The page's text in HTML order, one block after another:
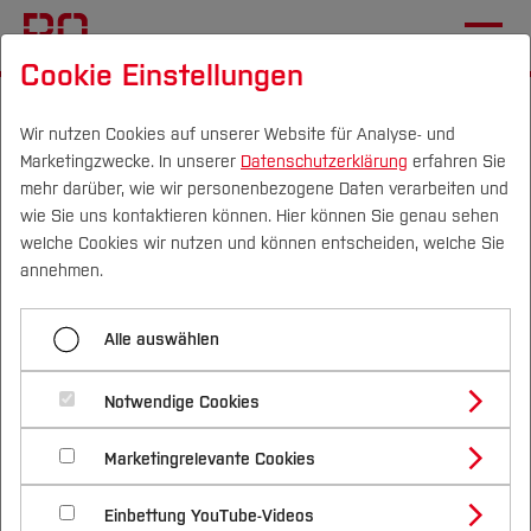
Campus Personen DE|EN Quicklinks
Studium
Studienangebote
Bachelorstudiengänge
Masterstudiengänge
Vor dem Studium
Bewerben & Einschreiben
Bewerbungsportal
Im Studium
Studienbüros und Prüfungen
Nach dem Studium
Forschung & Transfer
Profil
Forschungs- und Transferprofil
Schwerpunkte (FuT)
Beratung & Förderung
Nachhaltigkeit
Nachhaltigkeit studieren
International
Bachelor-Studiengänge
Menü aufklappen
Bachelor-Studiengänge
Master-Studiengänge
Bachelor-Studiengänge mit
Studienstart im Wintersemester
Du willst nach dem Schulabschluss oder einer
Cookie Einstellungen
Wir nutzen Cookies auf unserer Website für Analyse- und
Marketingzwecke. In unserer Datenschutzerklärung erfahren Sie
mehr darüber, wie wir personenbezogene Daten verarbeiten und
wie Sie uns kontaktieren können. Hier können Sie genau sehen
welche Cookies wir nutzen und können entscheiden, welche Sie
annehmen.
Alle auswählen
Notwendige Cookies
Marketingrelevante Cookies
Einbettung YouTube-Videos